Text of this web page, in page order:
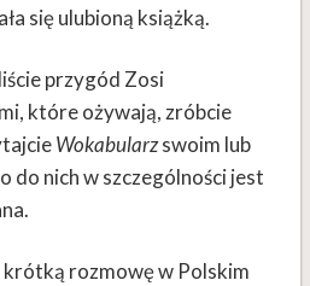
się ulubioną książką.
przygód Zosi
które ożywają, zróbcie
Wokabularzswoim lub
do nich w szczególności jest
krótką rozmowę w Polskim